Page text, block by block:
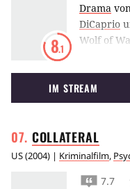
8.1
Drama
DiCaprio
Wolf of
Leonardo
Jordan
antreiben.
IM STREAM
COLLATERAL
US(2004) | Kriminalfilm,
7.7